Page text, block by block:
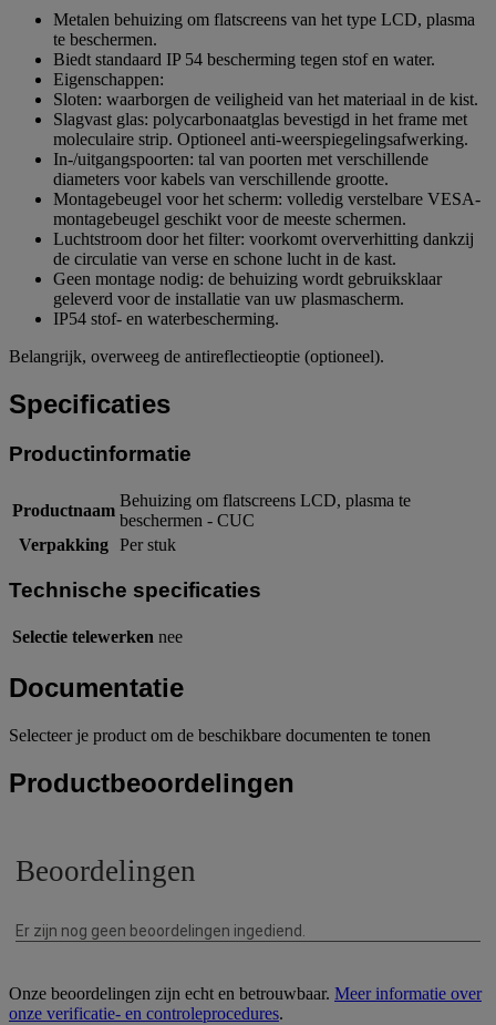
Metalen behuizing om flatscreens van het type LCD, plasma
te beschermen.
Biedt standaard IP 54 bescherming tegen stof en water.
Eigenschappen:
Sloten: waarborgen de veiligheid van het materiaal in de kist.
Slagvast glas: polycarbonaatglas bevestigd in het frame met
moleculaire strip. Optioneel anti-weerspiegelingsafwerking.
In-/uitgangspoorten: tal van poorten met verschillende
diameters voor kabels van verschillende grootte.
Montagebeugel voor het scherm: volledig verstelbare VESA-
montagebeugel geschikt voor de meeste schermen.
Luchtstroom door het filter: voorkomt oververhitting dankzij
de circulatie van verse en schone lucht in de kast.
Geen montage nodig: de behuizing wordt gebruiksklaar
geleverd voor de installatie van uw plasmascherm.
IP54 stof- en waterbescherming.
Belangrijk, overweeg de antireflectieoptie (optioneel).
Specificaties
Productinformatie
Productnaam
Behuizing om flatscreens LCD, plasma te
beschermen - CUC
Verpakking Per stuk
Technische specificaties
Selectie telewerken nee
Documentatie
Selecteer je product om de beschikbare documenten te tonen
Productbeoordelingen
Onze beoordelingen zijn echt en betrouwbaar. Meer informatie over
onze verificatie- en controleprocedures.